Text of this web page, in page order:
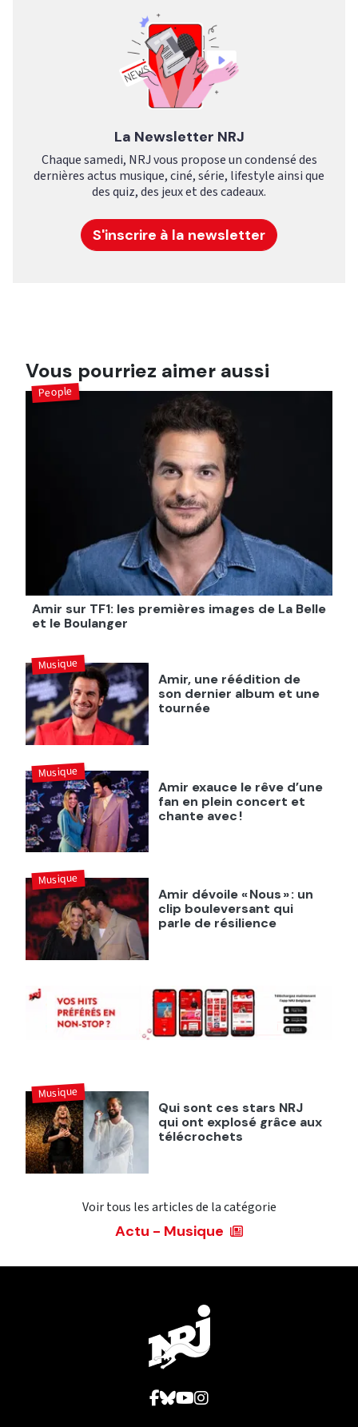
La Newsletter NRJ
Chaque samedi, NRJ vous propose un condensé des
dernières actus musique, ciné, série, lifestyle ainsi que
des quiz, des jeux et des cadeaux.
S'inscrire à la newsletter
Vous pourriez aimer aussi
Amir sur TF1: les premières images de La Belle
et le Boulanger
People
Amir, une réédition de
son dernier album et une
tournée
Musique
Amir exauce le rêve d’une
fan en plein concert et
chante avec !
Musique
Amir dévoile « Nous » : un
clip bouleversant qui
parle de résilience
Musique
Qui sont ces stars NRJ
qui ont explosé grâce aux
télécrochets
Musique
Voir tous les articles de la catégorie
Actu - Musique